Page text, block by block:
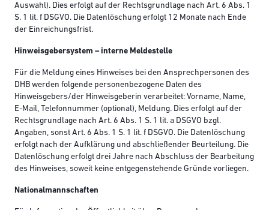
Auswahl). Dies erfolgt auf der Rechtsgrundlage nach Art. 6 Abs. 1
S. 1 lit. f DSGVO. Die Datenlöschung erfolgt 12 Monate nach Ende
der Einreichungsfrist.
Hinweisgebersystem – interne Meldestelle
Für die Meldung eines Hinweises bei den Ansprechpersonen des
DHB werden folgende personenbezogene Daten des
Hinweisgebers/der Hinweisgeberin verarbeitet: Vorname, Name,
E-Mail, Telefonnummer (optional), Meldung. Dies erfolgt auf der
Rechtsgrundlage nach Art. 6 Abs. 1 S. 1 lit. a DSGVO bzgl.
Angaben, sonst Art. 6 Abs. 1 S. 1 lit. f DSGVO. Die Datenlöschung
erfolgt nach der Aufklärung und abschließender Beurteilung. Die
Datenlöschung erfolgt drei Jahre nach Abschluss der Bearbeitung
des Hinweises, soweit keine entgegenstehende Gründe vorliegen.
Nationalmannschaften